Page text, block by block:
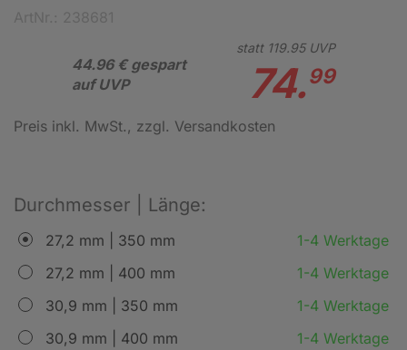
44.96 € gespart
auf UVP
statt 119.95UVP
74.99
Preis inkl. MwSt., zzgl. Versandkosten
Durchmesser | Länge:
27,2 mm | 350 mm
1-4 Werktage
27,2 mm | 400 mm
1-4 Werktage
30,9 mm | 350 mm
1-4 Werktage
30,9 mm | 400 mm
1-4 Werktage